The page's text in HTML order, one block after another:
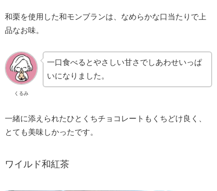
和栗を使用した和モンブランは、なめらかな口当たりで上
品なお味。
くるみ
一口食べるとやさしい甘さでしあわせいっぱ
いになりました。
一緒に添えられたひとくちチョコレートもくちどけ良く、
とても美味しかったです。
ワイルド和紅茶